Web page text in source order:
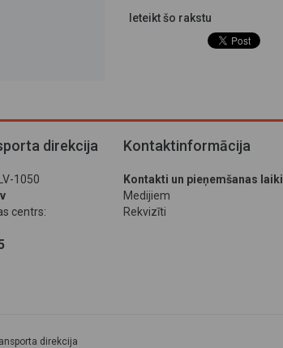
Ieteikt šo rakstu
direkcija
1050
centrs:
Kontaktinformācija
Kontakti un pieņemšanas laiki
Medijiem
Rekvizīti
direkcija